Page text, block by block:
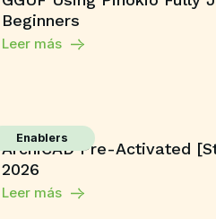
Beginners
Leer más
Enablers
ArchiCAD Pre-Activated
2026
Leer más